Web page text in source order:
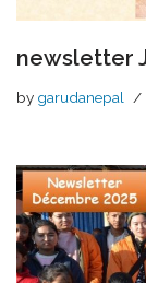
newsletter
by garudanepal